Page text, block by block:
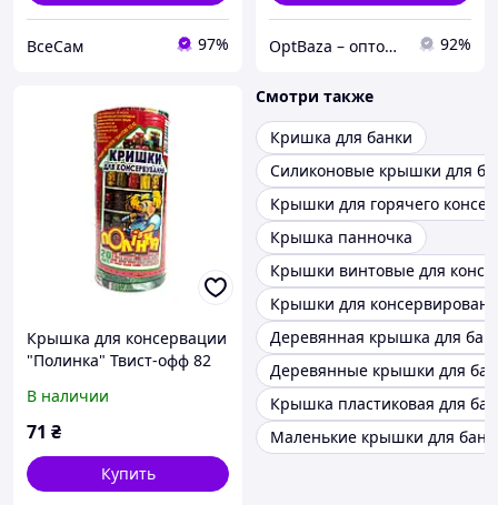
ВсеСам 97% OptBaza – оптовые цены для всех 92%
Крышка для консервации
"Полинка" Твист-офф 82
В наличии
71 ₴
Купить
Смотри также
Кришка для банки
Силиконовые крышки для
Крышки для горячего
Крышка панночка
Крышки винтовые для
Крышки для
Деревянная крышка для
Деревянные крышки для
Крышка пластиковая для
Маленькие крышки для